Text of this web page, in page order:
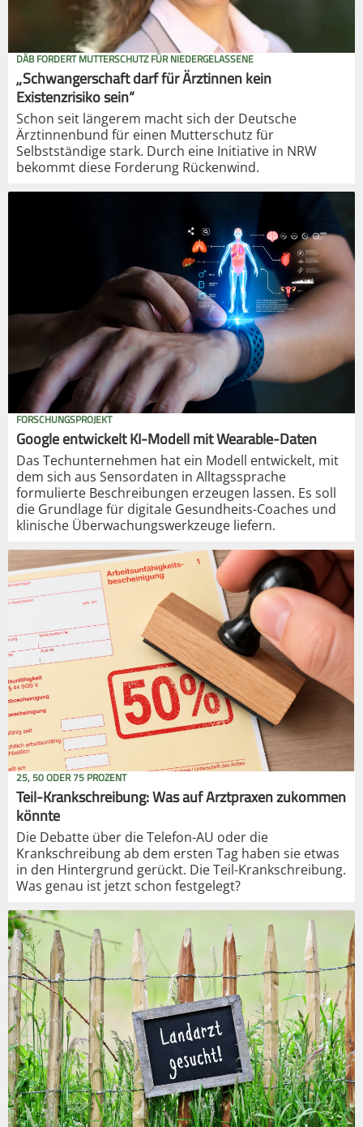
DÄB FORDERT MUTTERSCHUTZ FÜR NIEDERGELASSENE
„Schwangerschaft darf für Ärztinnen kein
Existenzrisiko sein“
Schon seit längerem macht sich der Deutsche
Ärztinnenbund für einen Mutterschutz für
Selbstständige stark. Durch eine Initiative in NRW
bekommt diese Forderung Rückenwind.
FORSCHUNGSPROJEKT
Google entwickelt KI-Modell mit Wearable-Daten
Das Techunternehmen hat ein Modell entwickelt, mit
dem sich aus Sensordaten in Alltagssprache
formulierte Beschreibungen erzeugen lassen. Es soll
die Grundlage für digitale Gesundheits-Coaches und
klinische Überwachungswerkzeuge liefern.
25, 50 ODER 75 PROZENT
Teil-Krankschreibung: Was auf Arztpraxen zukommen
könnte
Die Debatte über die Telefon-AU oder die
Krankschreibung ab dem ersten Tag haben sie etwas
in den Hintergrund gerückt. Die Teil-Krankschreibung.
Was genau ist jetzt schon festgelegt?